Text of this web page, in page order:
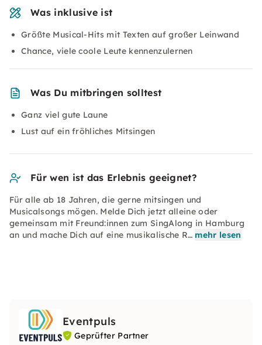
Was inklusive ist
Größte Musical-Hits mit Texten auf großer Leinwand
Chance, viele coole Leute kennenzulernen
Was Du mitbringen solltest
Ganz viel gute Laune
Lust auf ein fröhliches Mitsingen
Für wen ist das Erlebnis geeignet?
Für alle ab 18 Jahren, die gerne mitsingen und
Musicalsongs mögen. Melde Dich jetzt alleine oder
gemeinsam mit Freund:innen zum SingAlong in Hamburg
an und mache Dich auf eine musikalische R… mehr lesen
Eventpuls
Geprüfter Partner